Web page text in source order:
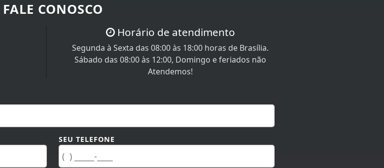
FALE CONOSCO
Horário de atendimento
Segunda à Sexta das 08:00 às 18:00 horas de Brasília.
Sábado das 08:00 às 12:00, Domingo e feriados não
Atendemos!
SEU TELEFONE